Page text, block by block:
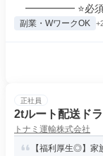
━━━━━ ⭐必須
副業・WワークOK
正社員
2tルート配送ド
トナミ運輸株式会社
【福利厚生◎】